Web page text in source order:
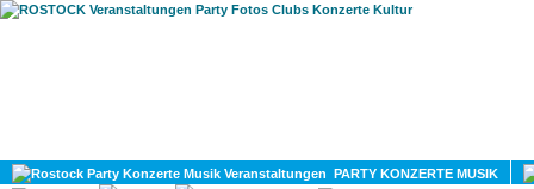
PARTY KONZERTE MUSIK